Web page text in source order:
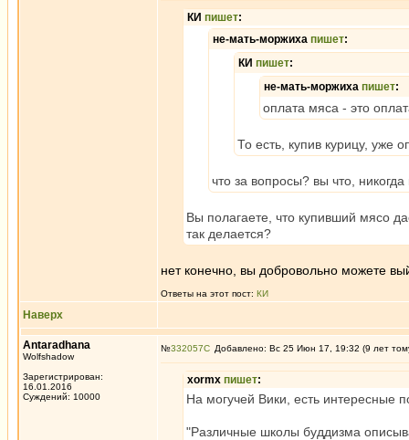
КИ пишет:
не-мать-моржиха пишет:
КИ пишет:
не-мать-моржиха пишет:
оплата мяса - это
То есть, купив курицу, уже
что за вопросы? вы что,
Вы полагаете, что купивший мясо
так делается?
нет конечно, вы добровольно можете
Ответы на этот пост: КИ
Наверх
Antaradhana
Wolfshadow
Зарегистрирован:
16.01.2016
Суждений: 10000
№332057 Добавлено: Вс 25 Июн 17, 19:32 (9 лет
xormx пишет:
На могучей Вики, есть интересные
"Различные школы буддизма